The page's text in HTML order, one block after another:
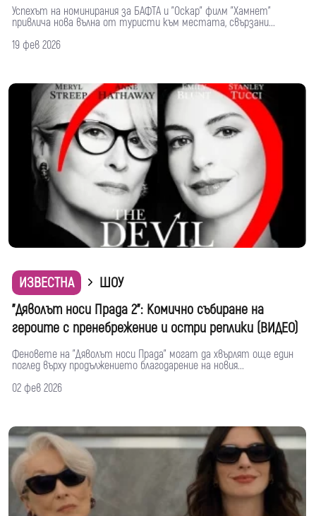
Успехът на номинирания за БАФТА и "Оскар" филм "Хамнет"
привлича нова вълна от туристи към местата, свързани...
19 фев 2026
ИЗВЕСТНА
ШОУ
"Дяволът носи Прада 2": Комично събиране на
героите с пренебрежение и остри реплики (ВИДЕО)
Феновете на "Дяволът носи Прада" могат да хвърлят още един
поглед върху продължението благодарение на новия...
02 фев 2026